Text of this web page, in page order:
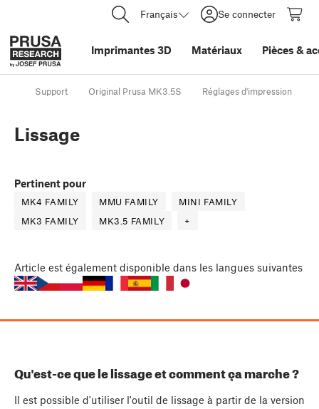
Français Se connecter
Imprimantes 3D Matériaux Pièces &
Support Original Prusa MK3.5S Réglages d'impression
Lissage
Pertinent pour
MK4 FAMILY MMU FAMILY
MINI FAMILY
MK3 FAMILY
MK3.5 FAMILY +
Article est également disponible dans les langues suivantes
Qu'est-ce que le lissage et comment ça marche ?
Il est possible d'utiliser l'outil de lissage à partir de la version